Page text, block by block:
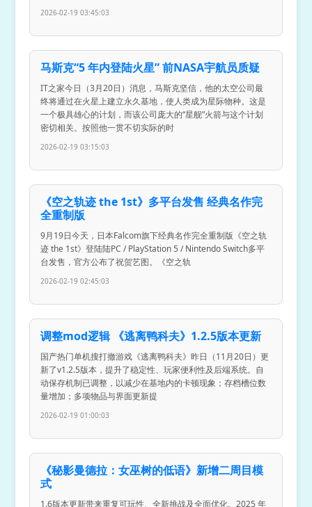
2026-02-19 03:45:03
马斯克“5 年内登陆火星” 前NASA宇航员质疑
IT之家今日（3月20日）消息，马斯克坚信，他的太空公司最
终将通过在火星上建立永久基地，使人类成为星际物种。这是
一个极具雄心的计划，而该公司庞大的“星舰”火箭与这个计划
密切相关。按照他一贯不切实际的时
2026-02-19 03:15:03
《空之轨迹 the 1st》多平台发售 经典名作完
全重制版
9月19日今天，日本Falcom旗下经典名作完全重制版《空之轨
迹 the 1st》登陆陆PC / PlayStation 5 / Nintendo Switch多平
台发售，官方公布了祝贺艺图。《空之轨
2026-02-19 02:45:03
调整mod逻辑 《逃离鸭科夫》1.2.5版本更新
国产热门单机搜打撤游戏《逃离鸭科夫》昨日（11月20日）更
新了v1.2.5版本，提升了稳定性、玩家便利性及后端系统。自
动保存机制已调整，以减少在基地内的卡顿现象；存档槽位数
量增加；多项物品与界面更新提
2026-02-19 01:00:03
《秘影曼德拉：女巫树的低语》新增二周目模
式
1.6版本更新带来重复可玩性、全新挑战及全面优化。2025 年